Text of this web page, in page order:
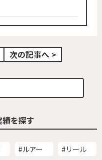
次の記事へ >
を探す
#ルアー
#リール